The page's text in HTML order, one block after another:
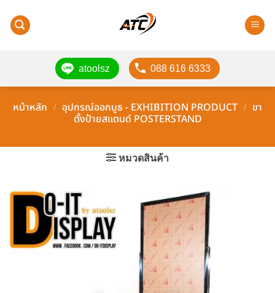
atoolsz
088 616 6333
หน้าหลัก / อุปกรณ์ออกบูธ - EXHIBITION PRODUCT / ขา
ตั้งป้ายสแตนด์ POSTERSTAND
หมวดสินค้า